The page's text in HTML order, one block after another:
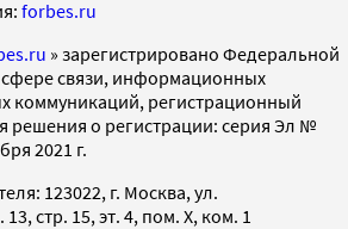
forbes.ru
» зарегистрировано Федеральной
связи, информационных
коммуникаций, регистрационный
решения о регистрации: серия Эл №
2021 г.
123022, г. Москва, ул.
стр. 15, эт. 4, пом. X, ком. 1